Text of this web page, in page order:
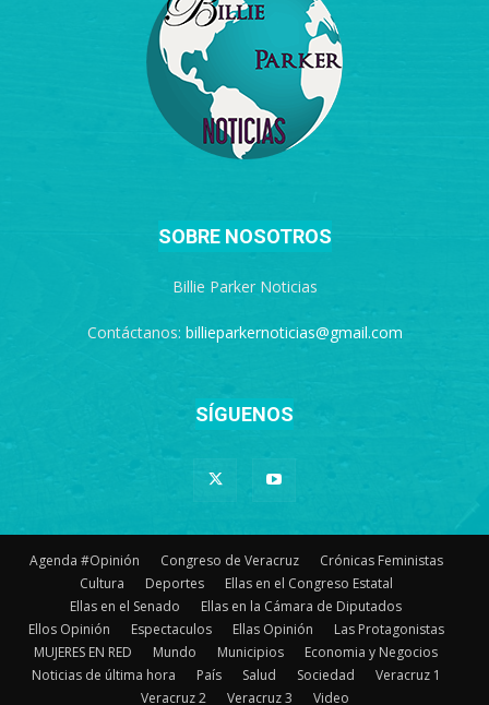
SOBRE NOSOTROS
Billie Parker Noticias
Contáctanos: billieparkernoticias@gmail.com
SÍGUENOS
Agenda #Opinión Congreso de Veracruz
Crónicas Feministas
Cultura
Deportes
Ellas en el Congreso Estatal
Ellas en el Senado
Ellas en la Cámara de Diputados
Ellos Opinión
Espectaculos Ellas Opinión
Las Protagonistas
MUJERES EN RED
Mundo Municipios
Economia y Negocios
Noticias de última hora
País Salud Sociedad
Veracruz 1
Veracruz 2
Veracruz 3 Video